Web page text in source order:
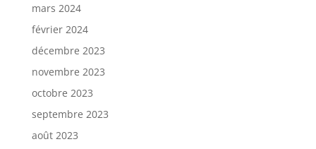
mars 2024
février 2024
décembre 2023
novembre 2023
octobre 2023
septembre 2023
août 2023